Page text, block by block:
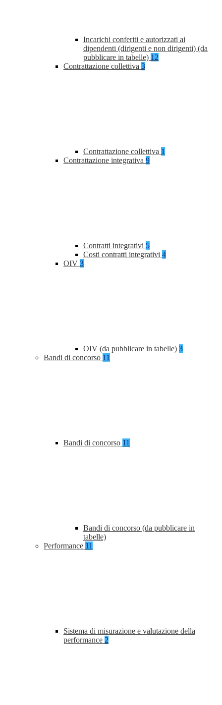
Incarichi conferiti e autorizzati ai
dipendenti (dirigenti e non dirigenti) (da
pubblicare in tabelle) 12
Contrattazione collettiva 3
Contrattazione collettiva 1
Contrattazione integrativa 9
Contratti integrativi 5
Costi contratti integrativi 4
OIV 3
OIV (da pubblicare in tabelle) 3
Bandi di concorso 11
Bandi di concorso 11
Bandi di concorso (da pubblicare in
tabelle)
Performance 11
Sistema di misurazione e valutazione della
performance 2